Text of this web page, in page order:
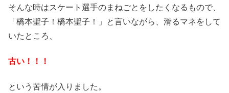
そんな時はスケート選手のまねごとをしたくなるもので、
「橋本聖子！橋本聖子！」と言いながら、滑るマネをして
いたところ、
古い！！！
という苦情が入りました。